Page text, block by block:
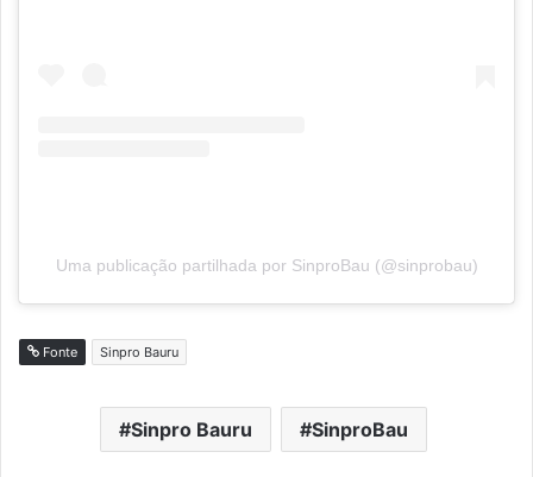
Uma publicação partilhada por SinproBau (@sinprobau)
Fonte Sinpro Bauru
Sinpro Bauru SinproBau